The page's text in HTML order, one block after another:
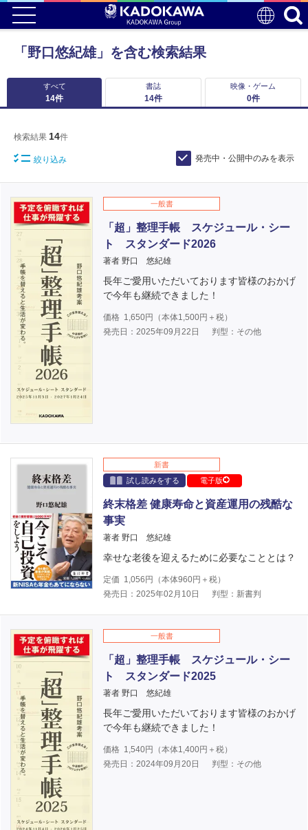
「野口悠紀雄」を含む検索結果
すべて
14件
書誌
14件
映像・ゲーム
0件
検索結果 14件
絞り込み 発売中・公開中のみを表示
一般書
「超」整理手帳 スケジュール・シー
ト スタンダード2026
著者 野口 悠紀雄
長年ご愛用いただいております皆様のおかげ
で今年も継続できました！
価格 1,650円（本体1,500円＋税）
発売日：2025年09月22日
判型：その他
新書
試し読みをする
電子版
終末格差 健康寿命と資産運用の残酷な
事実
著者 野口 悠紀雄
幸せな老後を迎えるために必要なこととは？
定価 1,056 円（本体960円＋税）
発売日：2025年02月10日
判型：新書判
一般書
「超」整理手帳 スケジュール・シー
ト スタンダード2025
著者 野口 悠紀雄
長年ご愛用いただいております皆様のおかげ
で今年も継続できました！
価格 1,540円（本体1,400円＋税）
発売日：2024年09月20日
判型：その他